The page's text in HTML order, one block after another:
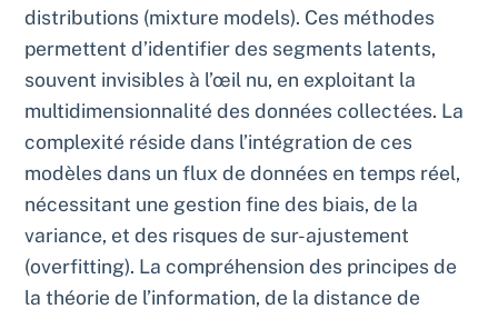
distributions (mixture models). Ces méthodes
permettent d’identifier des segments latents,
souvent invisibles à l’œil nu, en exploitant la
multidimensionnalité des données collectées. La
complexité réside dans l’intégration de ces
modèles dans un flux de données en temps réel,
nécessitant une gestion fine des biais, de la
variance, et des risques de sur-ajustement
(overfitting). La compréhension des principes de
la théorie de l’information, de la distance de